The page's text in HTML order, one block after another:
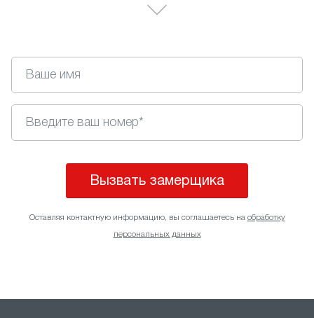
Вызвать замерщика
Оставляя контактную информацию, вы соглашаетесь на обработку
персональных данных